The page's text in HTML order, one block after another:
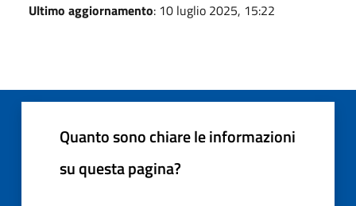
Ultimo aggiornamento: 10 luglio 2025, 15:22
Quanto sono chiare le informazioni
su questa pagina?